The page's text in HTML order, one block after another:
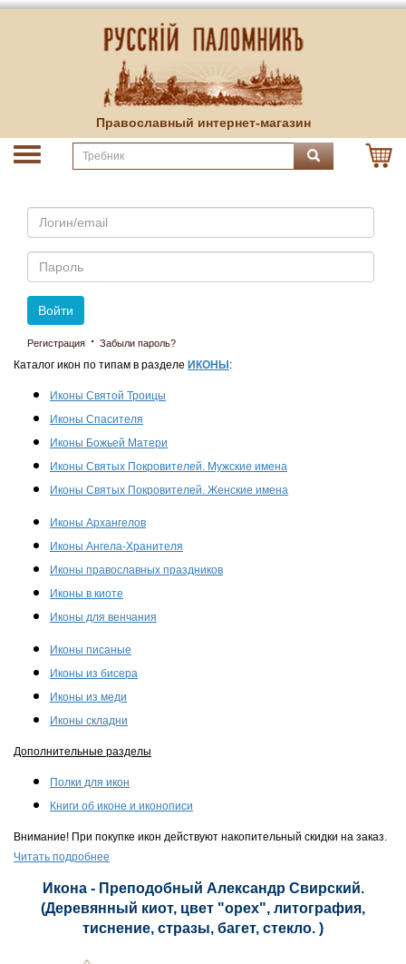
Православный интернет-магазин
Email
Пароль
Войти
Регистрация · Забыли пароль?
Каталог икон по типам в разделе ИКОНЫ :
Иконы Святой Троицы
Иконы Спасителя
Иконы Божьей Матери
Иконы Святых Покровителей. Мужские имена
Иконы Святых Покровителей. Женские имена
Иконы Архангелов
Иконы Ангела-Хранителя
Иконы православных праздников
Иконы в киоте
Иконы для венчания
Иконы писаные
Иконы из бисера
Иконы из меди
Иконы складни
Дополнительные разделы
Полки для икон
Книги об иконе и иконописи
Внимание! При покупке икон действуют накопительный скидки на заказ.
Читать подробнее
Икона - Преподобный Александр Свирский.
(Деревянный киот, цвет "орех", литография,
тиснение, стразы, багет, стекло. )